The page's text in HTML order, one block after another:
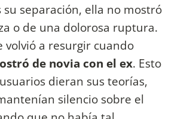
su separación, ella no mostró
o de una dolorosa ruptura.
volvió a resurgir cuando
de novia con el ex. Esto
dieran sus teorías,
silencio sobre el